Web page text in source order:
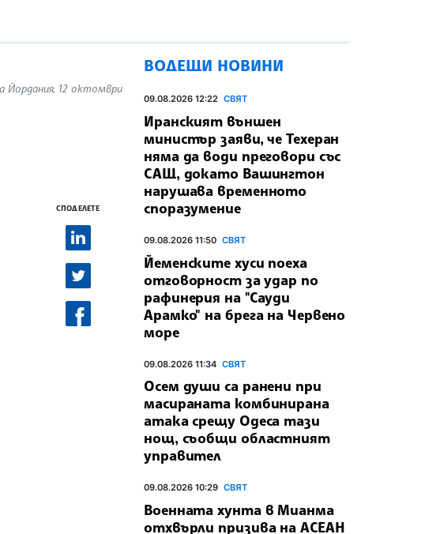
Йордания, 12 октомври
СПОДЕЛЕТЕ
ВОДЕЩИ НОВИНИ
09.08.2026 12:22 СВЯТ
Иранският външен
министър заяви, че Техеран
няма да води преговори със
САЩ, докато Вашингтон
нарушава временното
споразумение
09.08.2026 11:50 СВЯТ
Йеменските хуси поеха
отговорност за удар по
рафинерия на "Сауди
Арамко" на брега на Червено
море
09.08.2026 11:34 СВЯТ
Осем души са ранени при
масираната комбинирана
атака срещу Одеса тази
нощ, съобщи областният
управител
09.08.2026 10:29 СВЯТ
Военната хунта в Мианма
отхвърли призива на АСЕАН